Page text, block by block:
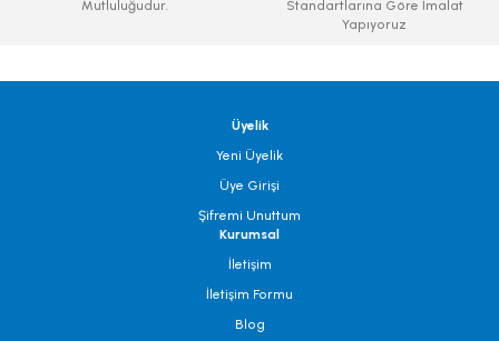
Mutluluğudur.
Standartlarına Göre İmalat
Yapıyoruz
Üyelik
Yeni Üyelik
Üye Girişi
Şifremi Unuttum
Kurumsal
İletişim
İletişim Formu
Blog